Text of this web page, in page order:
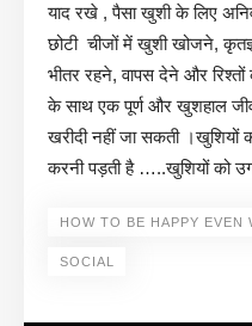
याद रखे , पैसा खुशी के लिए
छोटी चीजों में खुशी खोजने,
भीतर रहने, वापस देने और
के साथ एक पूर्ण और खुशहाल
खरीदी नहीं जा सकती ।खुशियों
करनी पड़ती है …..खुशियों को
HOW TO BE HAPPY EVEN
SOCIAL